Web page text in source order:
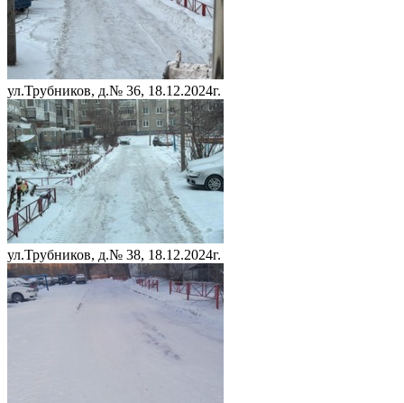
ул.Трубников, д.№ 36, 18.12.2024г.
ул.Трубников, д.№ 38, 18.12.2024г.